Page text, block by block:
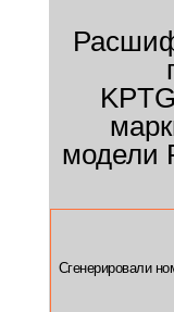
модели
Сгенерировали